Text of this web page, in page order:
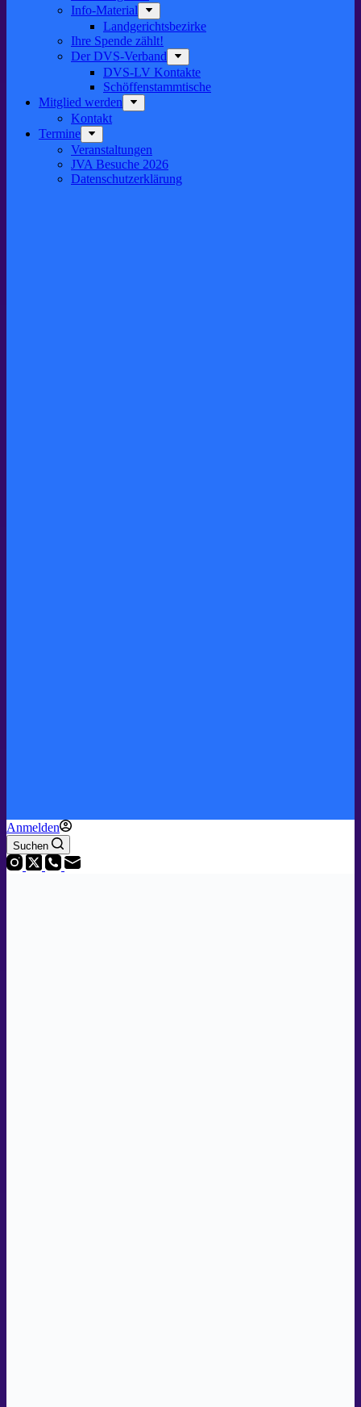
Info-Material
Landgerichtsbezirke
Ihre Spende zählt!
Der DVS-Verband
DVS-LV Kontakte
Schöffenstammtische
Mitglied werden
Kontakt
Termine
Veranstaltungen
JVA Besuche 2026
Datenschutz­erklärung
Anmelden
Suchen